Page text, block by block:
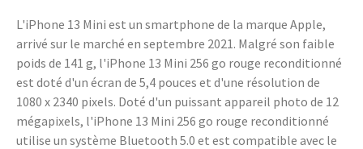
L'iPhone 13 Mini est un smartphone de la marque Apple,
arrivé sur le marché en septembre 2021. Malgré son faible
poids de 141 g, l'iPhone 13 Mini 256 go rouge reconditionné
est doté d'un écran de 5,4 pouces et d'une résolution de
1080 x 2340 pixels. Doté d'un puissant appareil photo de 12
mégapixels, l'iPhone 13 Mini 256 go rouge reconditionné
utilise un système Bluetooth 5.0 et est compatible avec le